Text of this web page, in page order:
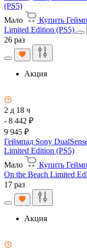
(PS5)
Мало
Купить
Limited Edition (PS5)
26 раз
Акция
2 д 18 ч
- 8 442 ₽
9 945 ₽
Геймпад Sony
Limited Edition (PS5)
Мало
Купить
On the Beach Limited
17 раз
Акция